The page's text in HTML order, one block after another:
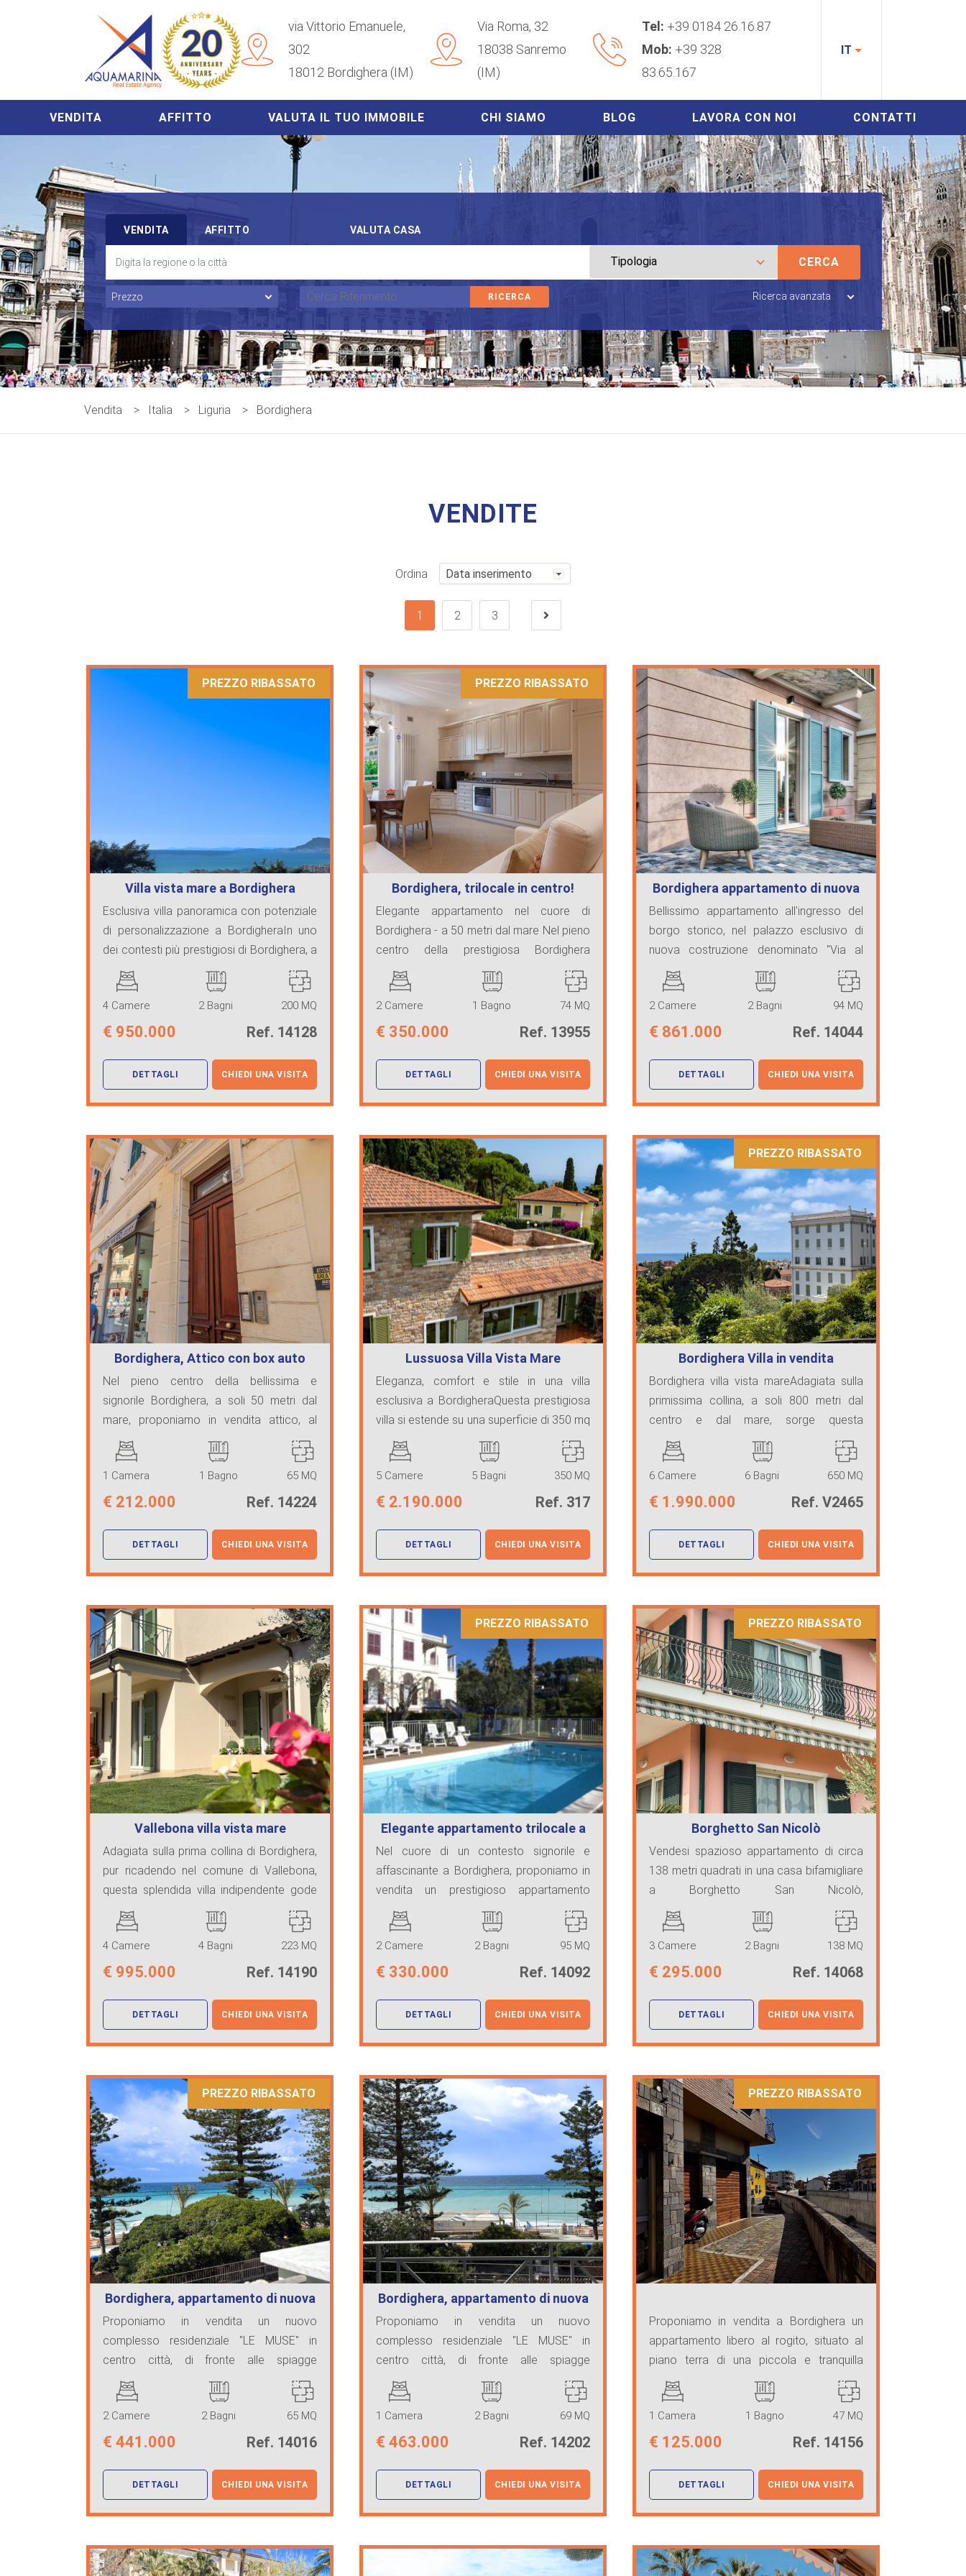
via Vittorio Emanuele,
302
18012 Bordighera (IM)
Via Roma, 32
18038 Sanremo
(IM)
Tel: +39 0184 26.16.87
Mob: +39 328
83.65.167
IT
VENDITA AFFITTO VALUTA IL TUO IMMOBILE CHI SIAMO BLOG LAVORA CON NOI CONTATTI
VENDITA AFFITTO VALUTA CASA
Ricerca avanzata
CERCA
Vendita > Italia > Liguria > Bordighera
VENDITE
Ordina
1 2 3
PREZZO RIBASSATO
Villa vista mare a Bordighera
Esclusiva villa panoramica con potenziale
di personalizzazione a BordigheraIn uno
dei contesti più prestigiosi di Bordighera, a
po ...
4 Camere 2 Bagni 200 MQ
€ 950.000 Ref. 14128
DETTAGLI CHIEDI UNA VISITA
PREZZO RIBASSATO
Bordighera, trilocale in centro!
Elegante appartamento nel cuore di
Bordighera - a 50 metri dal mare Nel pieno
centro della prestigiosa Bordighera
proponiamo in ve ...
2 Camere 1 Bagno 74 MQ
€ 350.000 Ref. 13955
DETTAGLI CHIEDI UNA VISITA
Bordighera appartamento di nuova
costruz…
Bellissimo appartamento all'ingresso del
borgo storico, nel palazzo esclusivo di
nuova costruzione denominato "Via al
Capo", a Bor ...
2 Camere 2 Bagni 94 MQ
€ 861.000 Ref. 14044
DETTAGLI CHIEDI UNA VISITA
Bordighera, Attico con box auto
Nel pieno centro della bellissima e
signorile Bordighera, a soli 50 metri dal
mare, proponiamo in vendita attico, al
terzo piano S ...
1 Camera 1 Bagno 65 MQ
€ 212.000 Ref. 14224
DETTAGLI CHIEDI UNA VISITA
Lussuosa Villa Vista Mare
Bordighera
Eleganza, comfort e stile in una villa
esclusiva a BordigheraQuesta prestigiosa
villa si estende su una superficie di 350 mq
e si ...
5 Camere 5 Bagni 350 MQ
€ 2.190.000 Ref. 317
DETTAGLI CHIEDI UNA VISITA
PREZZO RIBASSATO
Bordighera Villa in vendita
Bordighera villa vista mareAdagiata sulla
primissima collina, a soli 800 metri dal
centro e dal mare, sorge questa
prestigiosa vil ...
6 Camere 6 Bagni 650 MQ
€ 1.990.000 Ref. V2465
DETTAGLI CHIEDI UNA VISITA
Vallebona villa vista mare
Adagiata sulla prima collina di Bordighera,
pur ricadendo nel comune di Vallebona,
questa splendida villa indipendente gode
di una ...
4 Camere 4 Bagni 223 MQ
€ 995.000 Ref. 14190
DETTAGLI CHIEDI UNA VISITA
PREZZO RIBASSATO
Elegante appartamento trilocale a
Bordig…
Nel cuore di un contesto signorile e
affascinante a Bordighera, proponiamo in
vendita un prestigioso appartamento
trilocale situat ...
2 Camere 2 Bagni 95 MQ
€ 330.000 Ref. 14092
DETTAGLI CHIEDI UNA VISITA
PREZZO RIBASSATO
Borghetto San Nicolò
appartamento vista …
Vendesi spazioso appartamento di circa
138 metri quadrati in una casa bifamigliare
a Borghetto San Nicolò,
Bordighera.L'appartamen ...
3 Camere 2 Bagni 138 MQ
€ 295.000 Ref. 14068
DETTAGLI CHIEDI UNA VISITA
PREZZO RIBASSATO
Bordighera, appartamento di nuova
costru…
Proponiamo in vendita un nuovo
complesso residenziale "LE MUSE" in
centro città, di fronte alle spiagge
meravigliose di Bordighera ...
2 Camere 2 Bagni 65 MQ
€ 441.000 Ref. 14016
DETTAGLI CHIEDI UNA VISITA
Bordighera, appartamento di nuova
costru…
Proponiamo in vendita un nuovo
complesso residenziale "LE MUSE" in
centro città, di fronte alle spiagge
meravigliose di Bordighera ...
1 Camera 2 Bagni 69 MQ
€ 463.000 Ref. 14202
DETTAGLI CHIEDI UNA VISITA
PREZZO RIBASSATO
Proponiamo in vendita a Bordighera un
appartamento libero al rogito, situato al
piano terra di una piccola e tranquilla
palazzina.
1 Camera 1 Bagno 47 MQ
€ 125.000 Ref. 14156
DETTAGLI CHIEDI UNA VISITA